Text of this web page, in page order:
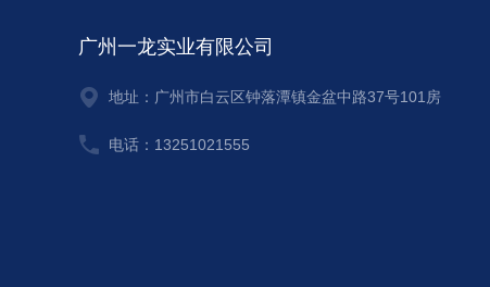
广州一龙实业有限公司
地址：广州市白云区钟落潭镇金盆中路37号101房
电话：13251021555